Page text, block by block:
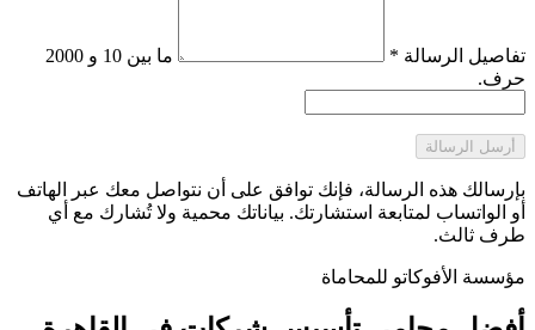
تفاصيل الرسالة *
ما بين 10 و 2000
حرف.
أرسل الرسالة
بإرسالك هذه الرسالة، فإنك توافق على أن نتواصل معك عبر الهاتف
أو الواتساب لمتابعة استشارتك. بياناتك محمية ولا تُشارك مع أي
طرف ثالث.
مؤسسة الأفوكاتو للمحاماة